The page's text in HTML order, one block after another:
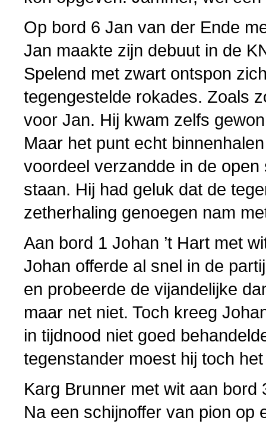
Op bord 6 Jan van der Ende
Jan maakte zijn debuut in de
Spelend met zwart ontspon
tegengestelde rokades. Zoals
voor Jan. Hij kwam zelfs
Maar het punt echt
voordeel verzandde in de
staan. Hij had geluk dat de
zetherhaling genoegen nam
Aan bord 1 Johan ’t Hart met
Johan offerde al snel in de
en probeerde de vijandelijke
maar net niet. Toch kreeg
in tijdnood niet goed
tegenstander moest hij toch
Karg Brunner met wit aan bord
Na een schijnoffer van pion op